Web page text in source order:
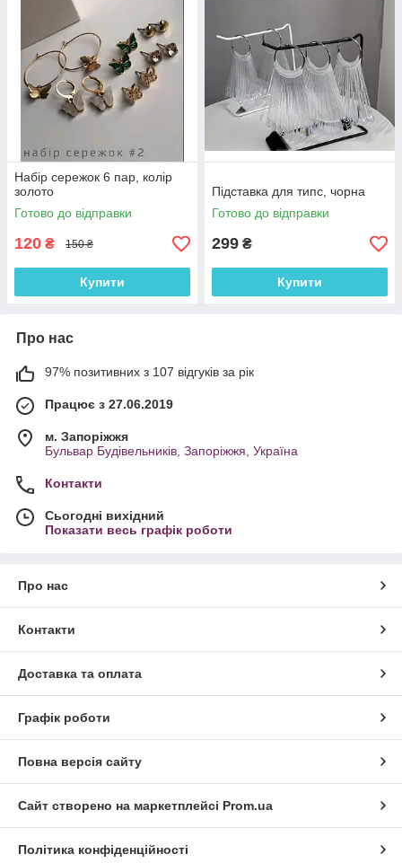
Набір сережок 6 пар, колір
золото
Готово до відправки
120 ₴ 150 ₴
Купити
Підставка для типс, чорна
Готово до відправки
299 ₴
Купити
Про нас
97% позитивних з 107 відгуків за рік
Працює з 27.06.2019
м. Запоріжжя
Бульвар Будівельників, Запоріжжя, Україна
Контакти
Сьогодні вихідний
Показати весь графік роботи
Про нас
Контакти
Доставка та оплата
Графік роботи
Повна версія сайту
Сайт створено на маркетплейсі Prom.ua
Політика конфіденційності